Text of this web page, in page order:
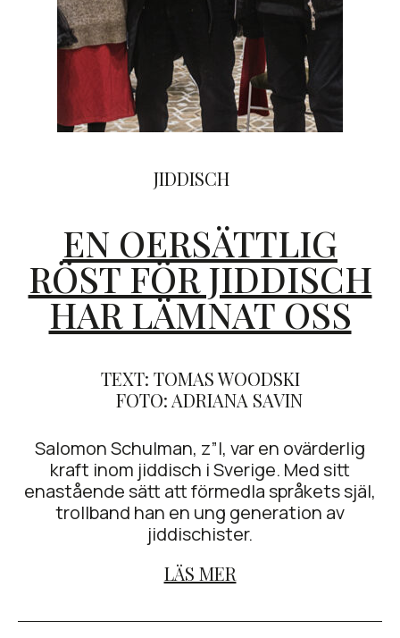
JIDDISCH
EN OERSÄTTLIG
RÖST FÖR JIDDISCH
HAR LÄMNAT OSS
TEXT: TOMAS WOODSKI
FOTO: ADRIANA SAVIN
Salomon Schulman, z”l, var en ovärderlig
kraft inom jiddisch i Sverige. Med sitt
enastående sätt att förmedla språkets själ,
trollband han en ung generation av
jiddischister.
LÄS MER